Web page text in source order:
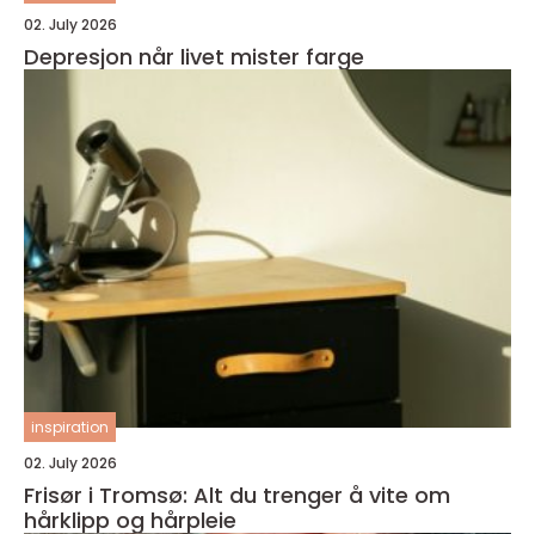
02. July 2026
Depresjon når livet mister farge
inspiration
02. July 2026
Frisør i Tromsø: Alt du trenger å vite om
hårklipp og hårpleie